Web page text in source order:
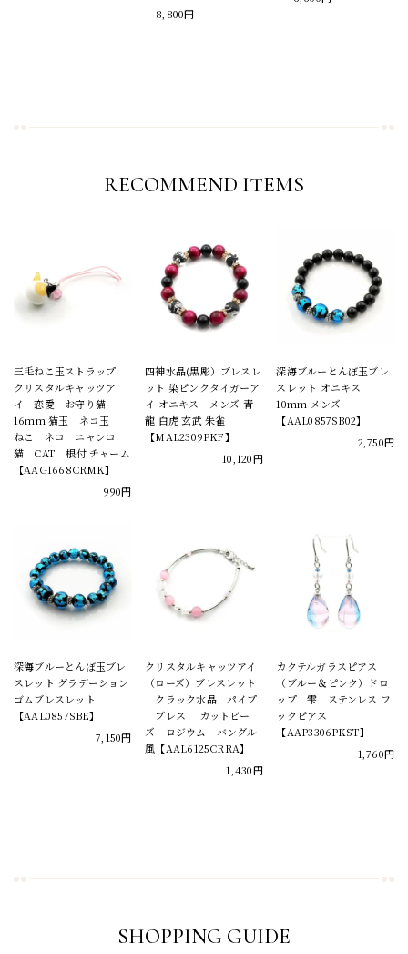
8,800円
RECOMMEND ITEMS
三毛ねこ玉ストラップ
クリスタルキャッツア
イ 恋愛 お守り猫
16mm 猫玉 ネコ玉
ねこ ネコ ニャンコ
猫 CAT 根付 チャーム
【AAG1668CRMK】
990円
四神水晶(黒彫）ブレスレ
ット 染ピンクタイガーア
イ オニキス メンズ 青
龍 白虎 玄武 朱雀
【MAL2309PKF】
10,120円
深海ブルーとんぼ玉ブレ
スレット オニキス
10mm メンズ
【AAL0857SB02】
2,750円
深海ブルーとんぼ玉ブレ
スレット グラデーション
ゴムブレスレット
【AAL0857SBE】
7,150円
クリスタルキャッツアイ
（ローズ）ブレスレット
クラック水晶 パイプ
ブレス カットビー
ズ ロジウム バングル
風【AAL6125CRRA】
1,430円
カクテルガラスピアス
（ブルー＆ピンク）ドロ
ップ 雫 ステンレス フ
ックピアス
【AAP3306PKST】
1,760円
SHOPPING GUIDE